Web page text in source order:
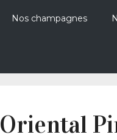
Nos champagnes